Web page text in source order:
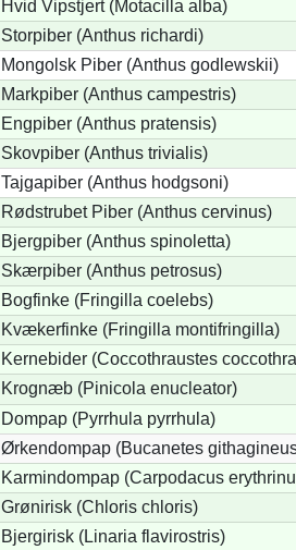
Hvid Vipstjert (Motacilla alba)
Storpiber (Anthus richardi)
Mongolsk Piber (Anthus godlewskii)
Markpiber (Anthus campestris)
Engpiber (Anthus pratensis)
Skovpiber (Anthus trivialis)
Tajgapiber (Anthus hodgsoni)
Rødstrubet Piber (Anthus cervinus)
Bjergpiber (Anthus spinoletta)
Skærpiber (Anthus petrosus)
Bogfinke (Fringilla coelebs)
Kvækerfinke (Fringilla montifringilla)
Kernebider (Coccothraustes
Krognæb (Pinicola enucleator)
Dompap (Pyrrhula pyrrhula)
Ørkendompap (Bucanetes
Karmindompap (Carpodacus
Grønirisk (Chloris chloris)
Bjergirisk (Linaria flavirostris)